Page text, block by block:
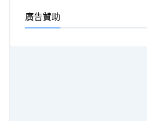
廣告贊助